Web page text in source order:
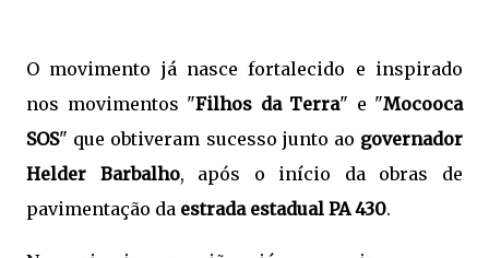
O movimento já nasce fortalecido e inspirado
nos movimentos "Filhos da Terra" e "Mocooca
SOS" que obtiveram sucesso junto ao governador
Helder Barbalho, após o início da obras de
pavimentação da estrada estadual PA 430.